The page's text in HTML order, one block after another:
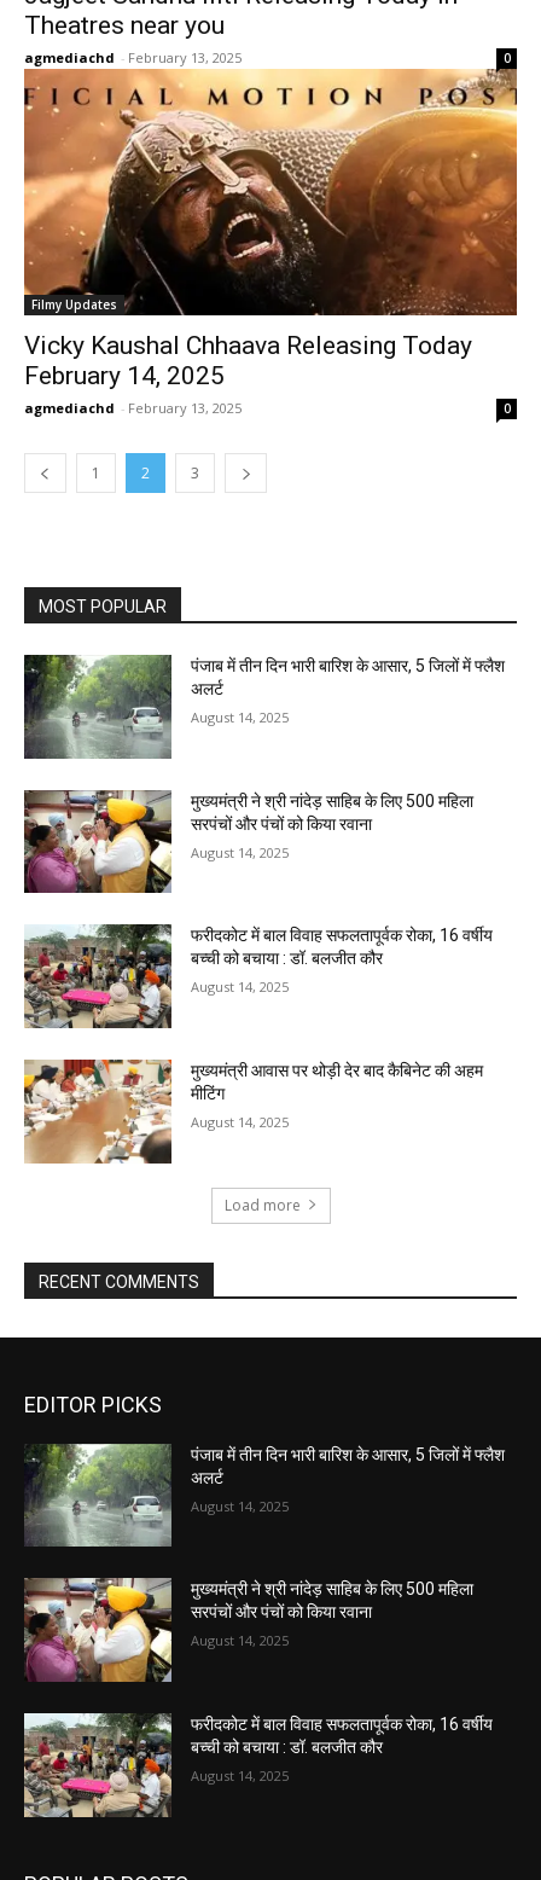
Theatres near you
agmediachd - February 13, 2025 0
Filmy Updates
Vicky Kaushal Chhaava Releasing Today
February 14, 2025
agmediachd - February 13, 2025 0
1 2 3
MOST POPULAR
पंजाब में तीन दिन भारी बारिश के आसार, 5 जिलों में फ्लैश
अलर्ट
August 14, 2025
मुख्यमंत्री ने श्री नांदेड़ साहिब के लिए 500 महिला
सरपंचों और पंचों को किया रवाना
August 14, 2025
फरीदकोट में बाल विवाह सफलतापूर्वक रोका, 16 वर्षीय
बच्ची को बचाया : डॉ. बलजीत कौर
August 14, 2025
मुख्यमंत्री आवास पर थोड़ी देर बाद कैबिनेट की अहम
मीटिंग
August 14, 2025
Load more
RECENT COMMENTS
EDITOR PICKS
पंजाब में तीन दिन भारी बारिश के आसार, 5 जिलों में फ्लैश
अलर्ट
August 14, 2025
मुख्यमंत्री ने श्री नांदेड़ साहिब के लिए 500 महिला
सरपंचों और पंचों को किया रवाना
August 14, 2025
फरीदकोट में बाल विवाह सफलतापूर्वक रोका, 16 वर्षीय
बच्ची को बचाया : डॉ. बलजीत कौर
August 14, 2025